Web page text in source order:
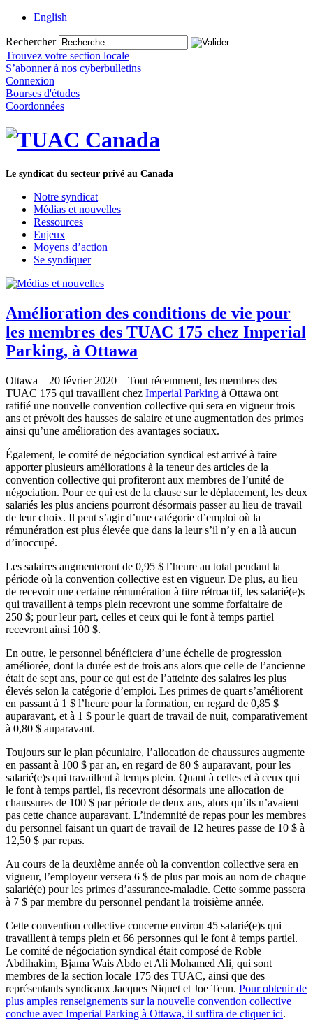
English
Rechercher
Trouvez votre section locale
S’abonner à nos cyberbulletins
Connexion
Bourses d'études
Coordonnées
Le syndicat du secteur privé au Canada
Notre syndicat
Médias et nouvelles
Ressources
Enjeux
Moyens d’action
Se syndiquer
Amélioration des conditions de vie pour
les membres des TUAC 175 chez Imperial
Parking, à Ottawa
Ottawa – 20 février 2020 – Tout récemment, les membres des
TUAC 175 qui travaillent chez Imperial Parking à Ottawa ont
ratifié une nouvelle convention collective qui sera en vigueur trois
ans et prévoit des hausses de salaire et une augmentation des primes
ainsi qu’une amélioration des avantages sociaux.
Également, le comité de négociation syndical est arrivé à faire
apporter plusieurs améliorations à la teneur des articles de la
convention collective qui profiteront aux membres de l’unité de
négociation. Pour ce qui est de la clause sur le déplacement, les deux
salariés les plus anciens pourront désormais passer au lieu de travail
de leur choix. Il peut s’agir d’une catégorie d’emploi où la
rémunération est plus élevée que dans la leur s’il n’y en a là aucun
d’inoccupé.
Les salaires augmenteront de 0,95 $ l’heure au total pendant la
période où la convention collective est en vigueur. De plus, au lieu
de recevoir une certaine rémunération à titre rétroactif, les salarié(e)s
qui travaillent à temps plein recevront une somme forfaitaire de
250 $; pour leur part, celles et ceux qui le font à temps partiel
recevront ainsi 100 $.
En outre, le personnel bénéficiera d’une échelle de progression
améliorée, dont la durée est de trois ans alors que celle de l’ancienne
était de sept ans, pour ce qui est de l’atteinte des salaires les plus
élevés selon la catégorie d’emploi. Les primes de quart s’améliorent
en passant à 1 $ l’heure pour la formation, en regard de 0,85 $
auparavant, et à 1 $ pour le quart de travail de nuit, comparativement
à 0,80 $ auparavant.
Toujours sur le plan pécuniaire, l’allocation de chaussures augmente
en passant à 100 $ par an, en regard de 80 $ auparavant, pour les
salarié(e)s qui travaillent à temps plein. Quant à celles et à ceux qui
le font à temps partiel, ils recevront désormais une allocation de
chaussures de 100 $ par période de deux ans, alors qu’ils n’avaient
pas cette chance auparavant. L’indemnité de repas pour les membres
du personnel faisant un quart de travail de 12 heures passe de 10 $ à
12,50 $ par repas.
Au cours de la deuxième année où la convention collective sera en
vigueur, l’employeur versera 6 $ de plus par mois au nom de chaque
salarié(e) pour les primes d’assurance-maladie. Cette somme passera
à 7 $ par membre du personnel pendant la troisième année.
Cette convention collective concerne environ 45 salarié(e)s qui
travaillent à temps plein et 66 personnes qui le font à temps partiel.
Le comité de négociation syndical était composé de Roble
Abdihakim, Bjama Wais Abdo et Ali Mohamed Ali, qui sont
membres de la section locale 175 des TUAC, ainsi que des
représentants syndicaux Jacques Niquet et Joe Tenn. Pour obtenir de
plus amples renseignements sur la nouvelle convention collective
conclue avec Imperial Parking à Ottawa, il suffira de cliquer ici.